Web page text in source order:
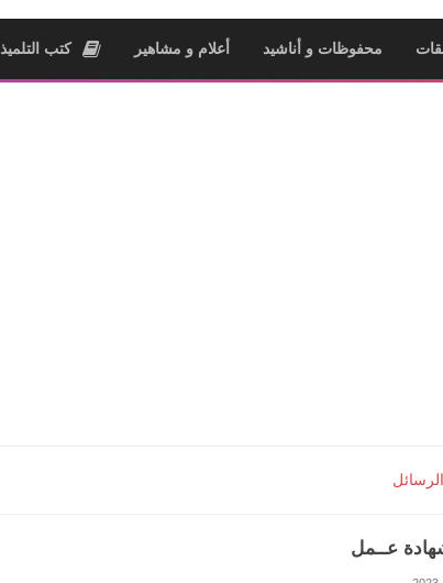
محفوظات و أناشيد أعلام و مشاهير كتب التلميذ
عــمل